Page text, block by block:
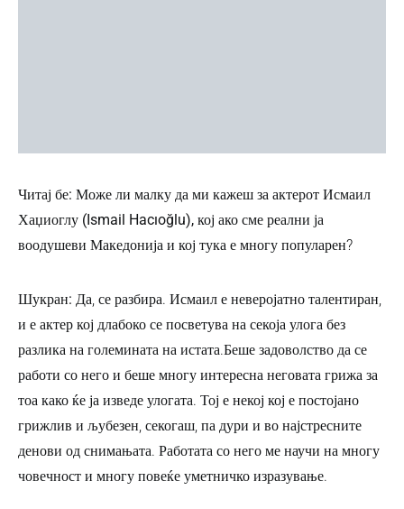
Читај бе: Може ли малку да ми кажеш за актерот Исмаил
Хаџиоглу (Ismail Hacıoğlu), кој ако сме реални ја
воодушеви Македонија и кој тука е многу популарен?
Шукран: Да, се разбира. Исмаил е неверојатно талентиран,
и е актер кој длабоко се посветува на секоја улога без
разлика на големината на истата.Беше задоволство да се
работи со него и беше многу интересна неговата грижа за
тоа како ќе ја изведе улогата. Тој е некој кој е постојано
грижлив и љубезен, секогаш, па дури и во најстресните
денови од снимањата. Работата со него ме научи на многу
човечност и многу повеќе уметничко изразување.